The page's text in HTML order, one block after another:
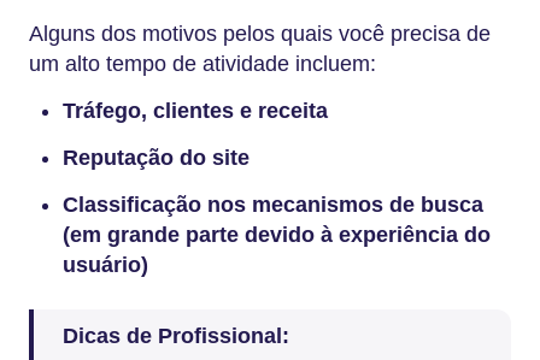
Alguns dos motivos pelos quais você precisa de
um alto tempo de atividade incluem:
Tráfego, clientes e receita
Reputação do site
Classificação nos mecanismos de busca
(em grande parte devido à experiência do
usuário)
Dicas de Profissional: